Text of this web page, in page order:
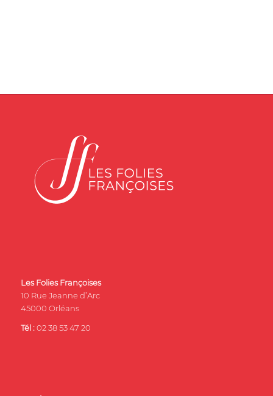
Les Folies Françoises
10 Rue Jeanne d’Arc
45000 Orléans
Tél : 02 38 53 47 20